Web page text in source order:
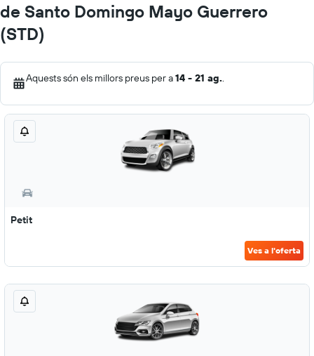
de Santo Domingo Mayo Guerrero
(STD)
Aquests són els millors preus per a14 - 21 ag..
Petit
Ves a l'oferta